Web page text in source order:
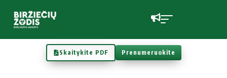
Skaitykite PDF Prenumeruokite